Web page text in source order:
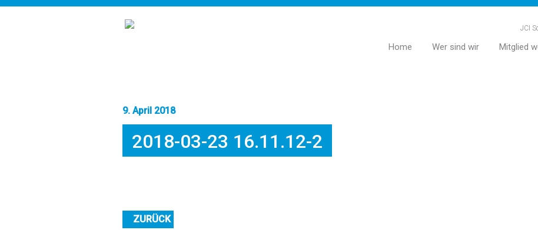
JCI
Home Wer sind wir Mitglied
9. April 2018
2018-03-23 16.11.12-2
ZURÜCK